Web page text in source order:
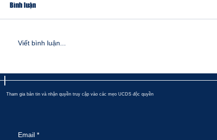
5 thói quen xấu khiến bạn nhảy múa tuột dốc
Bình luận
Viết bình luận...
Tham gia bản tin và nhận quyền truy cập vào các mẹo UCDS độc quyền
Email *